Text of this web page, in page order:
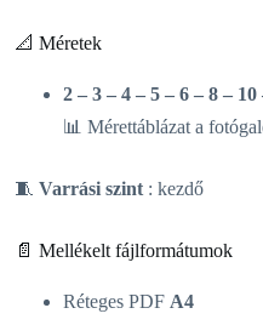
📐 Méretek
2 – 3 – 4 – 5 – 6 – 8 –
📊 Mérettáblázat a
🧵 Varrási szint : kezdő
📄 Mellékelt fájlformátumok
Réteges PDF A4